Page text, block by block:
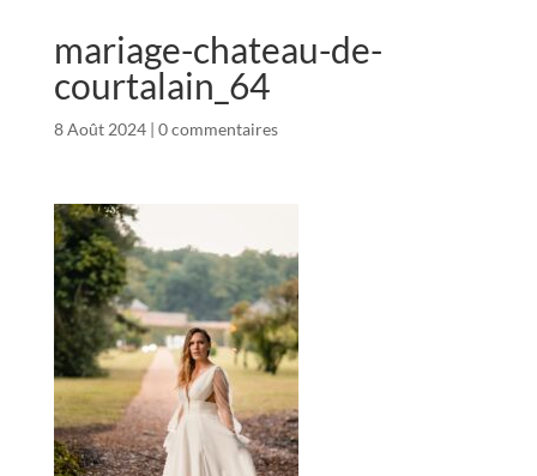
mariage-chateau-de-
courtalain_64
8 Août 2024| 0 commentaires